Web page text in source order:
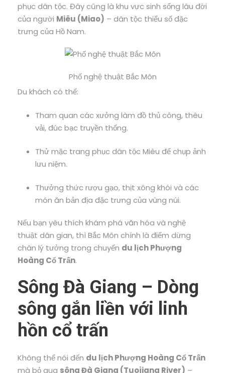
phục dân tộc. Đây cũng là khu vực sinh sống lâu đời
của người Miêu (Miao) – dân tộc thiểu số đặc
trưng của Hồ Nam.
Phố nghệ thuật Bắc Môn
Du khách có thể:
Tham quan các xưởng làm đồ thủ công, thêu
vải, đúc bạc truyền thống.
Thử mặc trang phục dân tộc Miêu để chụp ảnh
lưu niệm.
Thưởng thức rượu gạo, thịt xông khói và các
món ăn bản địa đặc trưng của vùng núi.
Nếu bạn yêu thích khám phá văn hóa và nghệ
thuật dân gian, thì Bắc Môn chính là điểm dừng
chân lý tưởng trong chuyến du lịch Phượng
Hoàng Cổ Trấn.
Sông Đà Giang – Dòng
sông gắn liền với linh
hồn cổ trấn
Không thể nói đến du lịch Phượng Hoàng Cổ Trấn
mà bỏ qua sông Đà Giang (Tuojiang River) –